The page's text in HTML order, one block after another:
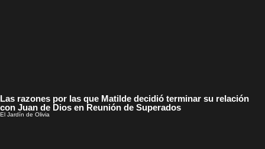
Las razones por las que Matilde decidió terminar su relación
con Juan de Dios en Reunión de Superados
El Jardín de Olivia